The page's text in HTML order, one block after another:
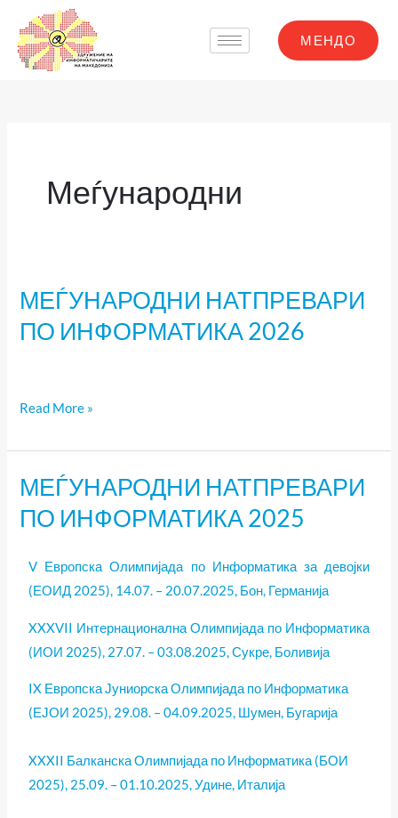
content
МЕНДО
Меѓународни
МЕЃУНАРОДНИ НАТПРЕВАРИ
ПО ИНФОРМАТИКА 2026
МЕЃУНАРОДНИ
ПО
Read More »
МЕЃУНАРОДНИ НАТПРЕВАРИ
ПО ИНФОРМАТИКА 2025
V Европска Олимпијада по Информатика за девојки
(ЕОИД 2025), 14.07. – 20.07.2025, Бон, Германија
XXXVII Интернационална Олимпијада по Информатика
(ИОИ 2025), 27.07. – 03.08.2025, Сукре, Боливија
IX Европска Јуниорска Олимпијада по Информатика
(ЕЈОИ 2025), 29.08. – 04.09.2025, Шумен, Бугарија
XXXII Балканска Олимпијада по Информатика (БОИ
2025), 25.09. – 01.10.2025, Удине, Италија
МЕЃУНАРОДНИ
ПО